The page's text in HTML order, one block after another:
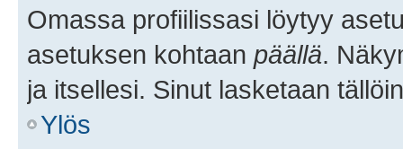
Omassa profiilissasi löytyy
asetuksen kohtaan päällä.
ja itsellesi. Sinut lasketaan
Ylös